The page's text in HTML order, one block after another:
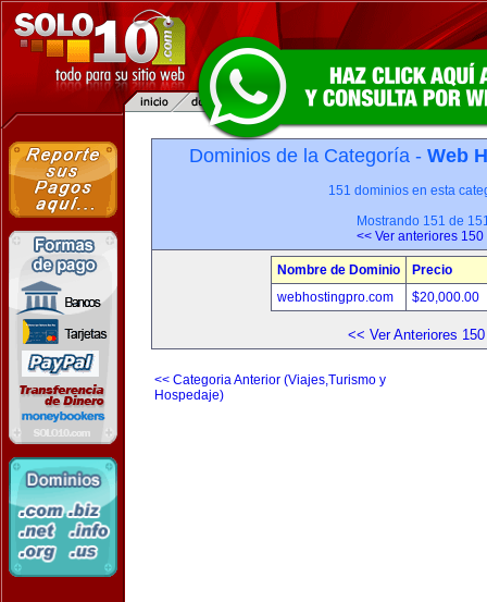
Dominios de la Categoría - Web
151 dominios en esta
Mostrando 151 de
<< Ver anteriores 150
Nombre de Dominio
Precio
webhostingpro.com
$20,000.00
<< Ver Anteriores 150
<< Categoria Anterior (Viajes,Turismo y
Hospedaje)